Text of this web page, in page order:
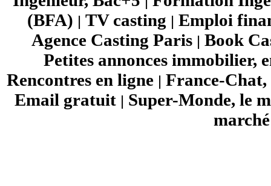
(BFA) | TV casting | Emploi
Agence Casting Paris | Book
Petites annonces immobilier,
Rencontres en ligne | France-Chat,
Email gratuit| Super-Monde, le